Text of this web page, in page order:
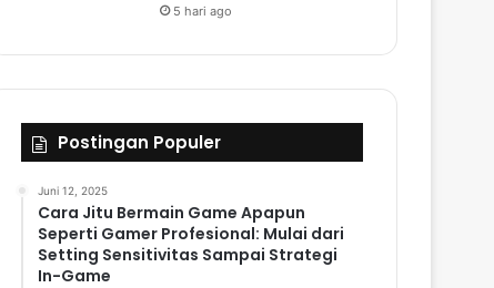
5 hari ago
Postingan Populer
Juni 12, 2025
Cara Jitu Bermain Game Apapun
Seperti Gamer Profesional: Mulai dari
Setting Sensitivitas Sampai Strategi
In-Game